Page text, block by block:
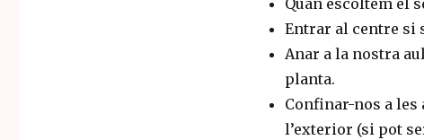
Quan escoltem el
Entrar al centre si
Anar a la nostra
planta.
Confinar-nos a les
l’exterior (si pot